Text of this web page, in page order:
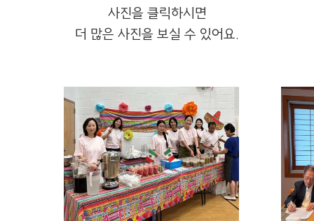
사진을 클릭하시면
더 많은 사진을 보실 수 있어요.